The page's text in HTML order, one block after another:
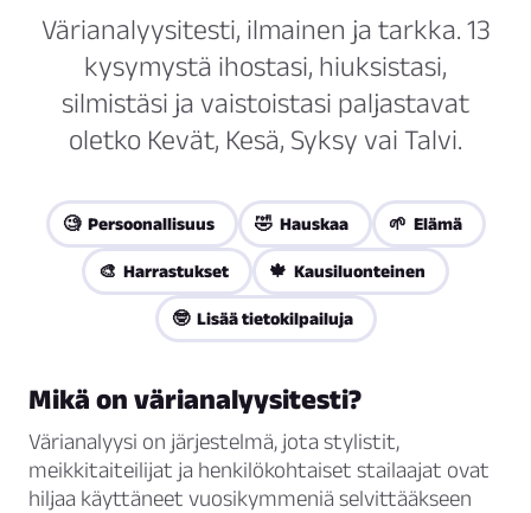
Värianalyysitesti, ilmainen ja tarkka. 13
kysymystä ihostasi, hiuksistasi,
silmistäsi ja vaistoistasi paljastavat
oletko Kevät, Kesä, Syksy vai Talvi.
🧐 Persoonallisuus 🤣 Hauskaa 🌱 Elämä
🎨 Harrastukset 🍁 Kausiluonteinen
🤓 Lisää tietokilpailuja
Mikä on värianalyysitesti?
Värianalyysi on järjestelmä, jota stylistit,
meikkitaiteilijat ja henkilökohtaiset stailaajat ovat
hiljaa käyttäneet vuosikymmeniä selvittääkseen